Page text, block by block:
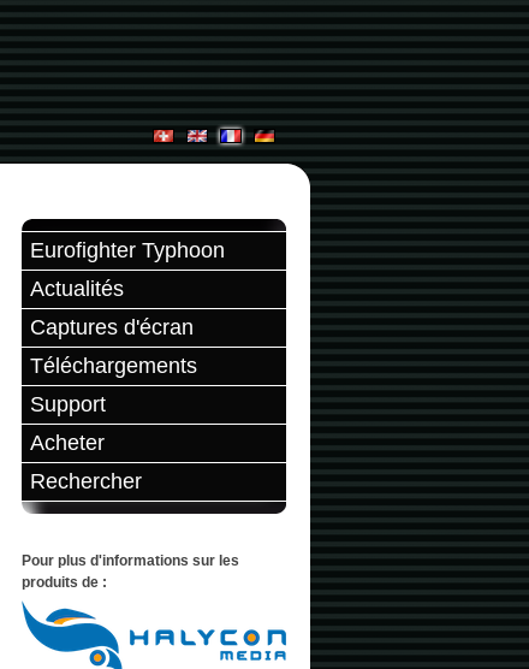
Eurofighter Typhoon
Actualités
Captures d'écran
Téléchargements
Support
Acheter
Rechercher
Pour plus d'informations sur les
produits de :